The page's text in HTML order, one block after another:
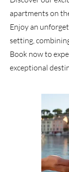
apartments on
Enjoy an
setting,
Book now to
exceptional